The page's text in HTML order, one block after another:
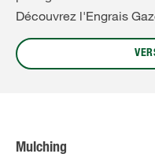
Découvrez l'Engrais
Mulching